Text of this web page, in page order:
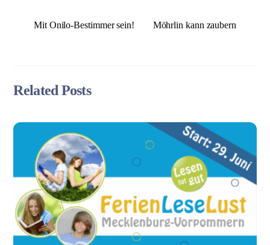
Mit Onilo-Bestimmer sein! Möhrlin kann zaubern
Related Posts